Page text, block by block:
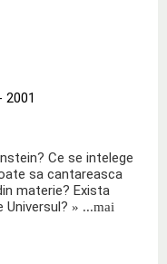
2001
Ce se intelege
sa cantareasca
materie? Exista
» ...mai